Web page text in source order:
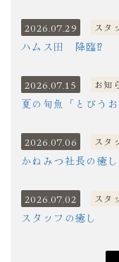
2026.07.29 スタ
ハムス田 降臨⁉
2026.07.15 お知
夏の旬魚「とびう
2026.07.06 スタ
かねみつ社長の癒し
2026.07.02 スタ
スタッフの癒し